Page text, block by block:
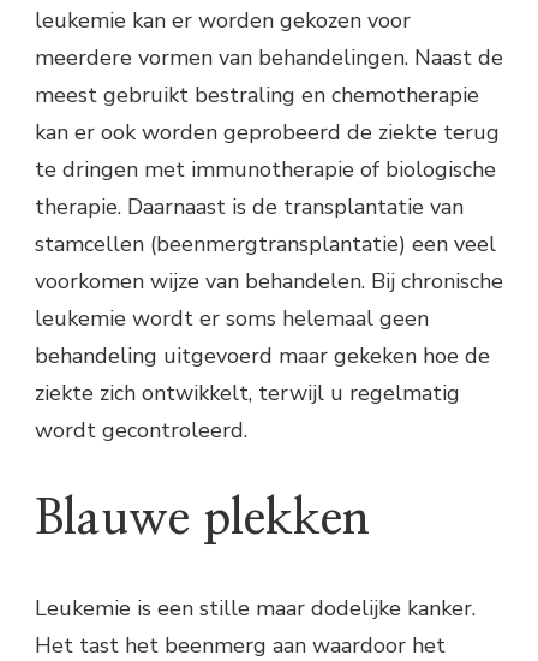
leukemie kan er worden gekozen voor
meerdere vormen van behandelingen. Naast de
meest gebruikt bestraling en chemotherapie
kan er ook worden geprobeerd de ziekte terug
te dringen met immunotherapie of biologische
therapie. Daarnaast is de transplantatie van
stamcellen (beenmergtransplantatie) een veel
voorkomen wijze van behandelen. Bij chronische
leukemie wordt er soms helemaal geen
behandeling uitgevoerd maar gekeken hoe de
ziekte zich ontwikkelt, terwijl u regelmatig
wordt gecontroleerd.
Blauwe plekken
Leukemie is een stille maar dodelijke kanker.
Het tast het beenmerg aan waardoor het